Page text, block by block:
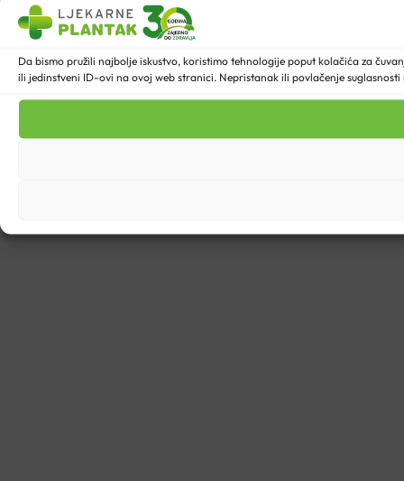
Da bismo pružili najbolje iskustvo, koristimo tehnologije poput kolačića za
ili jedinstveni ID-ovi na ovoj web stranici. Nepristanak ili povlačenje